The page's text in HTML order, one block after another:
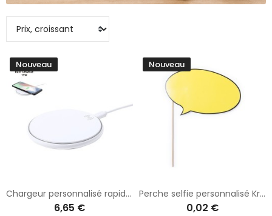
Nouveau
Chargeur personnalisé rapide et sécurisé Alanny
6,65 €
Nouveau
Perche selfie personnalisé Kraliem Selfie
0,02 €